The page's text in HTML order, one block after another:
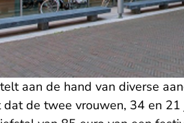
aan de hand van diverse
dat de twee vrouwen, 34 en